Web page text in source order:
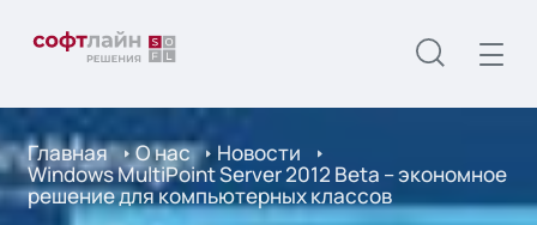
Главная О нас Новости
Windows MultiPoint Server 2012 Beta – экономное
решение для компьютерных классов